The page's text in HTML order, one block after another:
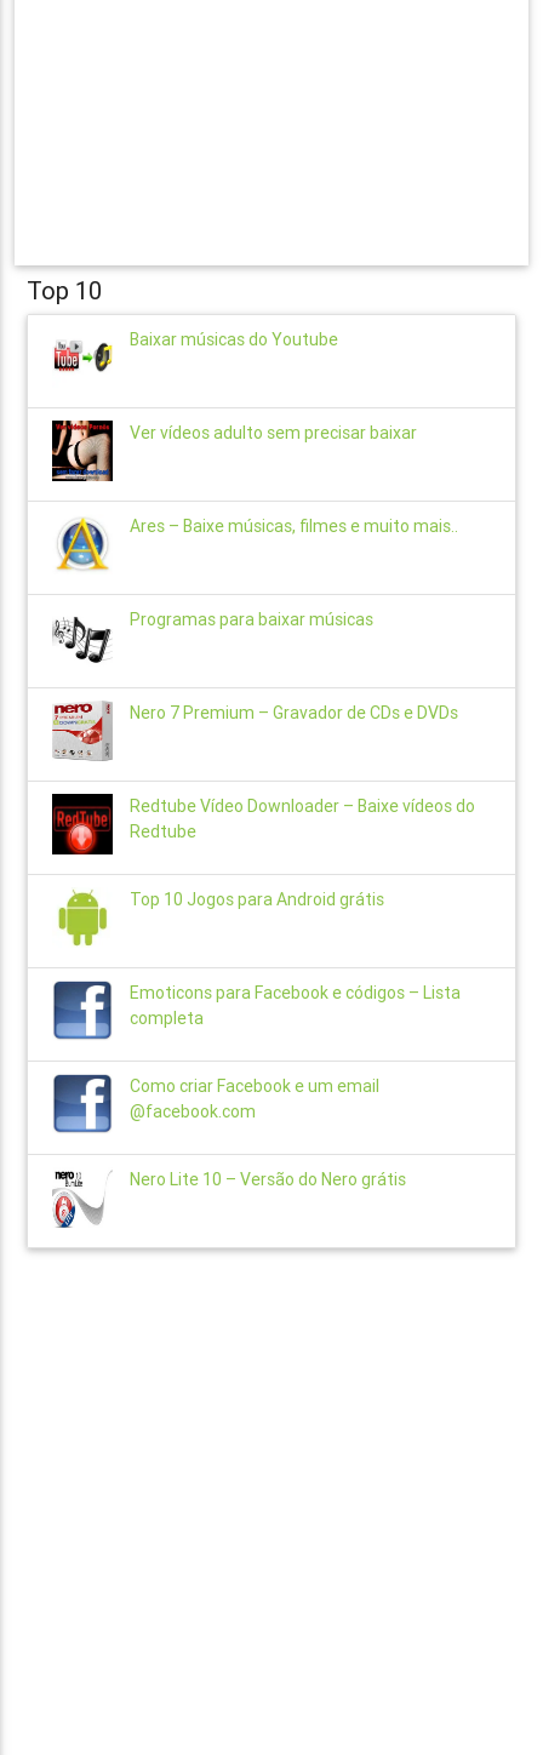
Top 10
Baixar músicas do Youtube
Ver vídeos adulto sem precisar baixar
Ares – Baixe músicas, filmes e muito mais..
Programas para baixar músicas
Nero 7 Premium – Gravador de CDs e DVDs
Redtube Vídeo Downloader – Baixe vídeos do
Redtube
Top 10 Jogos para Android grátis
Emoticons para Facebook e códigos – Lista
completa
Como criar Facebook e um email
@facebook.com
Nero Lite 10 – Versão do Nero grátis